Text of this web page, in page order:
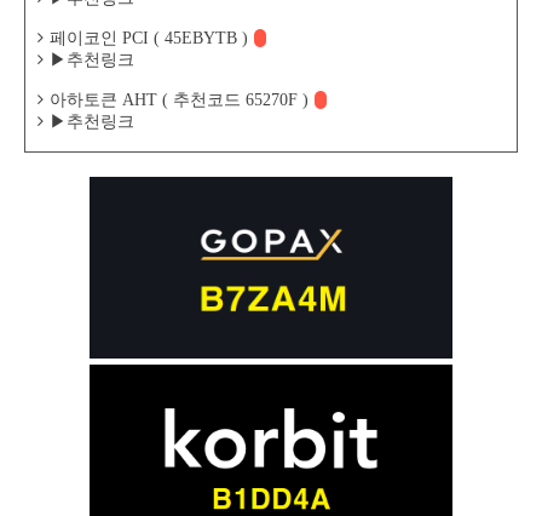
페이코인 PCI ( 45EBYTB )
▶추천링크
아하토큰 AHT ( 추천코드 65270F )
▶추천링크